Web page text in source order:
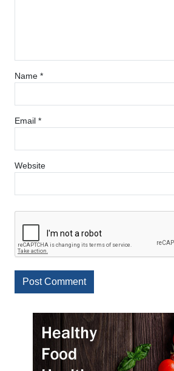
Name *
Email *
Website